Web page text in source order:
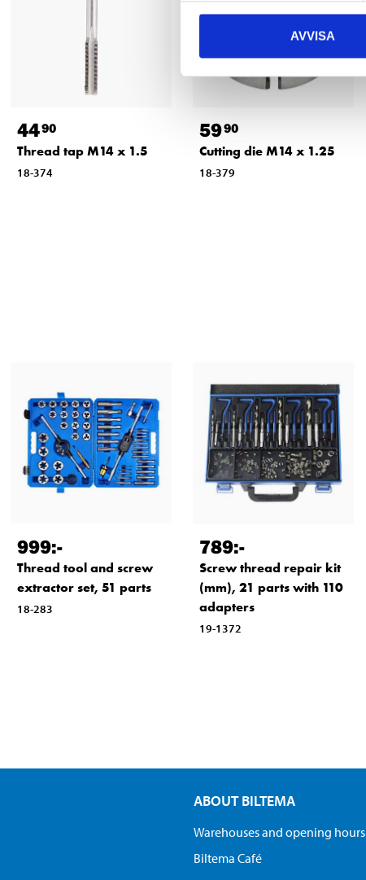
AVVISA
4490
Thread tap M14 x 1.5
18-374
5990
Cutting die M14 x 1.25
18-379
999:-
Thread tool and screw
extractor set, 51 parts
18-283
789:-
Screw thread repair kit
(mm), 21 parts with 110
adapters
19-1372
ABOUT BILTEMA
Warehouses and opening hours
Biltema Café